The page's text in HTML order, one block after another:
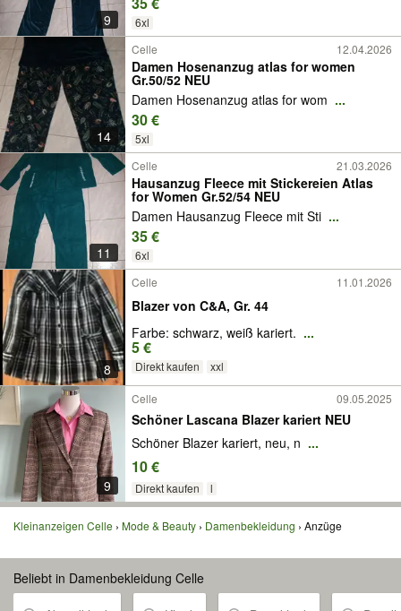
9 6xl
14
Celle 12.04.2026
Damen Hosenanzug atlas for women
Gr.50/52 NEU
Damen Hosenanzug atlas for wom ...
30 €
5xl
11
Celle 21.03.2026
Hausanzug Fleece mit Stickereien Atlas
for Women Gr.52/54 NEU
Damen Hausanzug Fleece mit Sti ...
35 €
6xl
8
Celle 11.01.2026
Blazer von C&A, Gr. 44
Farbe: schwarz, weiß kariert. ...
5 €
Direkt kaufen xxl
9
Celle 09.05.2025
Schöner Lascana Blazer kariert NEU
Schöner Blazer kariert, neu, n ...
10 €
Direkt kaufen l
Kleinanzeigen Celle Mode & Beauty Damenbekleidung Anzüge
Beliebt in Damenbekleidung Celle